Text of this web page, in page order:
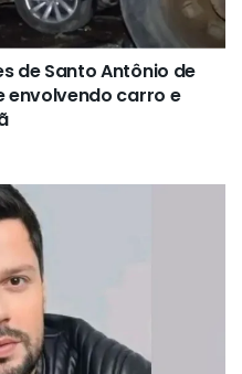
de Santo Antônio de
envolvendo carro e